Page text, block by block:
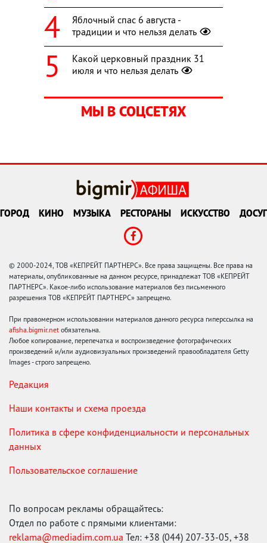
Яблочный спас 6 августа -
традиции и что нельзя делать
Какой церковный праздник 31
июля и что нельзя делать
МЫ В СОЦСЕТЯХ
ГОРОД КИНО МУЗЫКА РЕСТОРАНЫ ИСКУССТВО ДОСУГ
© 2000-2024, ТОВ «КЕПРЕЙТ ПАРТНЕРС». Все права защищены. Все права на
материалы, опубликованные на данном ресурсе, принадлежат ТОВ «КЕПРЕЙТ
ПАРТНЕРС». Какое-либо использование материалов без письменного
разрешения ТОВ «КЕПРЕЙТ ПАРТНЕРС» запрещено.
При правомерном использовании материалов данного ресурса гиперссылка на
afisha.bigmir.net обязательна.
Любое копирование, перепечатка и воспроизведение фотографических
произведений и/или аудиовизуальных произведений правообладателя Getty
Images - строго запрещено.
Редакция
Наши контакты и схема проезда
Политика в сфере конфиденциальности и персональных
данных
Пользовательское соглашение
По вопросам рекламы обращайтесь:
Отдел по работе с прямыми клиентами:
reklama@mediadim.com.ua Тел: +38 (044) 207-33-05, +38